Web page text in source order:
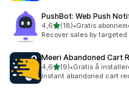
PushBot: Web Push
4,6av 5 stjerner
(18)
Totalt 18 omtaler
•Gratis
Recover sales by
Meeri Abandoned Cart
4,6av 5 stjerner
(9)
Totalt 9 omtaler
•Gratis å
Instant abandoned cart